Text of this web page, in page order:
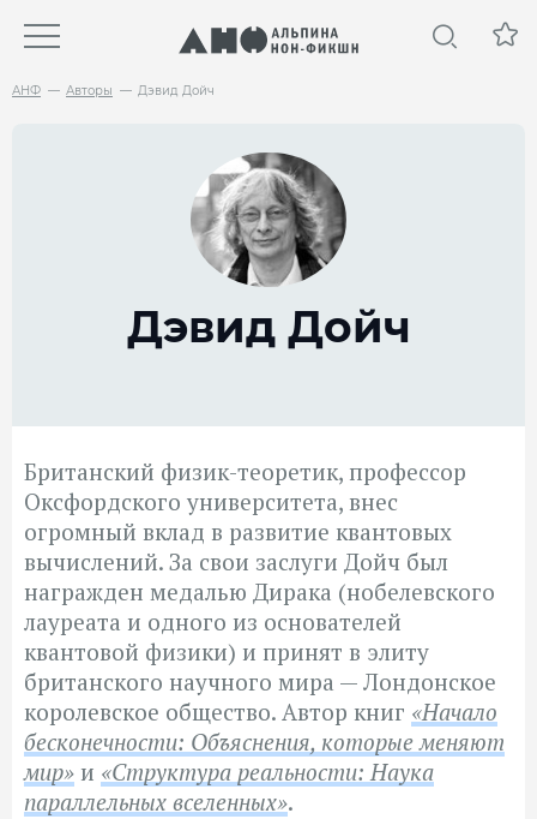
АНФ Авторы Дэвид Дойч
Дэвид Дойч
Британский физик-теоретик, профессор
Оксфордского университета, внес
огромный вклад в развитие квантовых
вычислений. За свои заслуги Дойч был
награжден медалью Дирака (нобелевского
лауреата и одного из основателей
квантовой физики) и принят в элиту
британского научного мира — Лондонское
королевское общество. Автор книг «Начало
бесконечности: Объяснения, которые меняют
мир» и «Структура реальности: Наука
параллельных вселенных».